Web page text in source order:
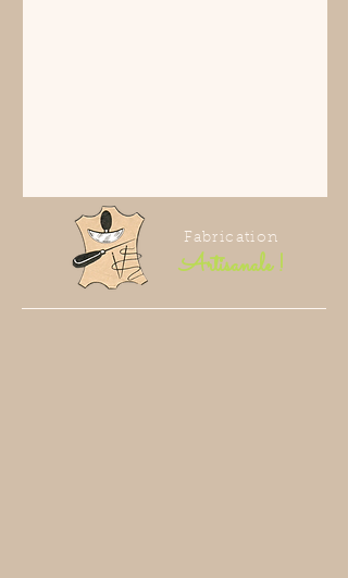
Fabrication
Artisanale !